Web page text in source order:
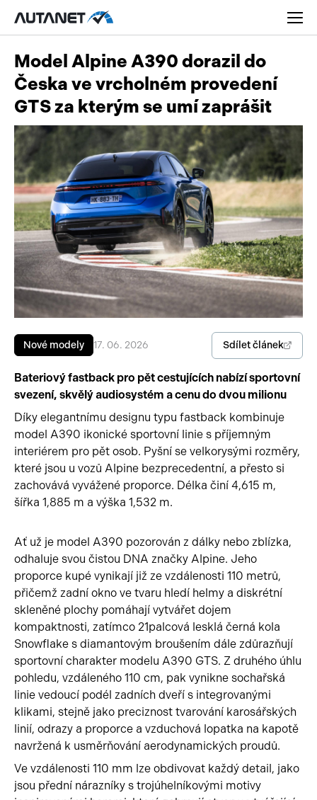
Užitková
Nákladní
Obytná
Motorky
Přívěsy a návěsy
Autobusy
Pracovní stroje
Náhradní díly
Novinky
Rady a tipy
Nové modely
Ojetiny
Auto a život
Videa
Model Alpine A390 dorazil do
Česka ve vrcholném provedení
GTS za kterým se umí zaprášit
Nové modely 17. 06. 2026 Sdílet článek
Bateriový fastback pro pět cestujících nabízí sportovní
svezení, skvělý audiosystém a cenu do dvou milionu
Díky elegantnímu designu typu fastback kombinuje
model A390 ikonické sportovní linie s příjemným
interiérem pro pět osob. Pyšní se velkorysými rozměry,
které jsou u vozů Alpine bezprecedentní, a přesto si
zachovává vyvážené proporce. Délka činí 4,615 m,
šířka 1,885 m a výška 1,532 m.
Ať už je model A390 pozorován z dálky nebo zblízka,
odhaluje svou čistou DNA značky Alpine. Jeho
proporce kupé vynikají již ze vzdálenosti 110 metrů,
přičemž zadní okno ve tvaru hledí helmy a diskrétní
skleněné plochy pomáhají vytvářet dojem
kompaktnosti, zatímco 21palcová lesklá černá kola
Snowflake s diamantovým broušením dále zdůrazňují
sportovní charakter modelu A390 GTS. Z druhého úhlu
pohledu, vzdáleného 110 cm, pak vynikne sochařská
linie vedoucí podél zadních dveří s integrovanými
klikami, stejně jako preciznost tvarování karosářských
linií, odrazy a proporce a vzduchová lopatka na kapotě
navržená k usměrňování aerodynamických proudů.
Ve vzdálenosti 110 mm lze obdivovat každý detail, jako
jsou přední nárazníky s trojúhelníkovými motivy